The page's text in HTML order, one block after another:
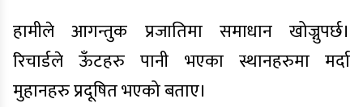
हामीले आगन्तुक प्रजातिमा समाधान खोज्नुपर्छ।
रिचार्डले ऊँटहरु पानी भएका स्थानहरुमा मर्दा
मुहानहरु प्रदूषित भएको बताए।